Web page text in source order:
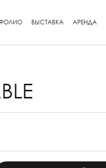
ВЫСТАВКА АРЕНДА